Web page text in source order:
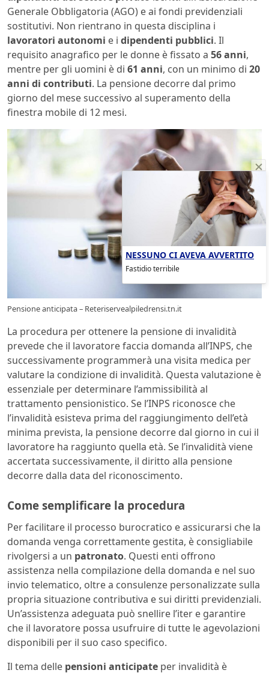
Generale Obbligatoria (AGO) e ai fondi previdenziali
sostitutivi. Non rientrano in questa disciplina i
lavoratori autonomi e i dipendenti pubblici. Il
requisito anagrafico per le donne è fissato a 56 anni,
mentre per gli uomini è di 61 anni, con un minimo di 20
anni di contributi. La pensione decorre dal primo
giorno del mese successivo al superamento della
finestra mobile di 12 mesi.
Pensione anticipata – Reteriservealpiledrensi.tn.it
La procedura per ottenere la pensione di invalidità
prevede che il lavoratore faccia domanda all’INPS, che
successivamente programmerà una visita medica per
valutare la condizione di invalidità. Questa valutazione è
essenziale per determinare l’ammissibilità al
trattamento pensionistico. Se l’INPS riconosce che
l’invalidità esisteva prima del raggiungimento dell’età
minima prevista, la pensione decorre dal giorno in cui il
lavoratore ha raggiunto quella età. Se l’invalidità viene
accertata successivamente, il diritto alla pensione
decorre dalla data del riconoscimento.
Come semplificare la procedura
Per facilitare il processo burocratico e assicurarsi che la
domanda venga correttamente gestita, è consigliabile
rivolgersi a un patronato. Questi enti offrono
assistenza nella compilazione della domanda e nel suo
invio telematico, oltre a consulenze personalizzate sulla
propria situazione contributiva e sui diritti previdenziali.
Un’assistenza adeguata può snellire l’iter e garantire
che il lavoratore possa usufruire di tutte le agevolazioni
disponibili per il suo caso specifico.
Il tema delle pensioni anticipate per invalidità è
NESSUNO CI AVEVA AVVERTITO
Fastidio terribile